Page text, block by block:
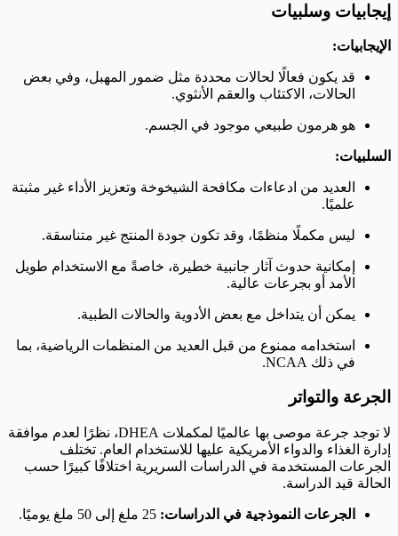
إيجابيات وسلبيات
الإيجابيات:
قد يكون فعالًا لحالات محددة مثل ضمور المهبل، وفي بعض
الحالات، الاكتئاب والعقم الأنثوي.
هو هرمون طبيعي موجود في الجسم.
السلبيات:
العديد من ادعاءات مكافحة الشيخوخة وتعزيز الأداء غير مثبتة
علميًا.
ليس مكملًا منظمًا، وقد تكون جودة المنتج غير متناسقة.
إمكانية حدوث آثار جانبية خطيرة، خاصةً مع الاستخدام طويل
الأمد أو بجرعات عالية.
يمكن أن يتداخل مع بعض الأدوية والحالات الطبية.
استخدامه ممنوع من قبل العديد من المنظمات الرياضية، بما
في ذلك NCAA.
الجرعة والتواتر
لا توجد جرعة موصى بها عالميًا لمكملات DHEA، نظرًا لعدم موافقة
إدارة الغذاء والدواء الأمريكية عليها للاستخدام العام. تختلف
الجرعات المستخدمة في الدراسات السريرية اختلافًا كبيرًا حسب
الحالة قيد الدراسة.
الجرعات النموذجية في الدراسات: